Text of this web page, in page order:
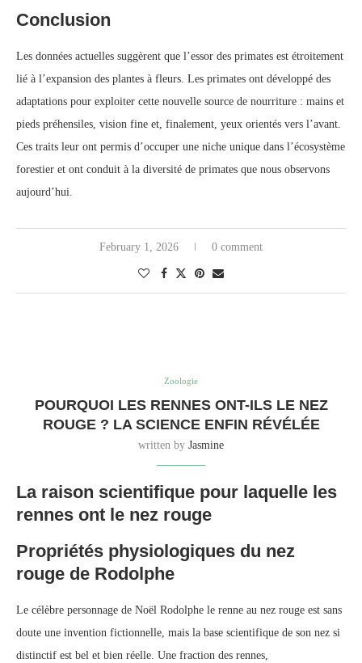
Conclusion
Les données actuelles suggèrent que l’essor des primates est étroitement
lié à l’expansion des plantes à fleurs. Les primates ont développé des
adaptations pour exploiter cette nouvelle source de nourriture : mains et
pieds préhensiles, vision fine et, finalement, yeux orientés vers l’avant.
Ces traits leur ont permis d’occuper une niche unique dans l’écosystème
forestier et ont conduit à la diversité de primates que nous observons
aujourd’hui.
February 1, 2026 0 comment
Zoologie
POURQUOI LES RENNES ONT-ILS LE NEZ
ROUGE ? LA SCIENCE ENFIN RÉVÉLÉE
written by Jasmine
La raison scientifique pour laquelle les
rennes ont le nez rouge
Propriétés physiologiques du nez
rouge de Rodolphe
Le célèbre personnage de Noël Rodolphe le renne au nez rouge est sans
doute une invention fictionnelle, mais la base scientifique de son nez si
distinctif est bel et bien réelle. Une fraction des rennes,